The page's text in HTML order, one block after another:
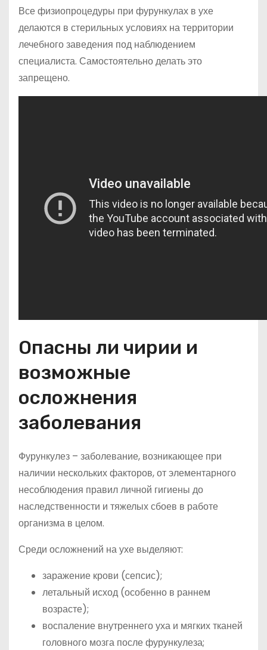
Все физиопроцедуры при фурункулах в ухе
делаются в стерильных условиях на территории
лечебного заведения под наблюдением
специалиста. Самостоятельно делать это
запрещено.
Опасны ли чирии и
возможные
осложнения
заболевания
Фурункулез – заболевание, возникающее при
наличии нескольких факторов, от элементарного
несоблюдения правил личной гигиены до
наследственности и тяжелых сбоев в работе
организма в целом.
Среди осложнений на ухе выделяют:
заражение крови (сепсис);
летальный исход (особенно в раннем
возрасте);
воспаление внутреннего уха и мягких тканей
головного мозга после фурункулеза;